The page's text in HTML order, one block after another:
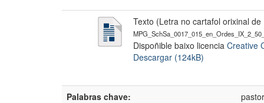
Texto (Letra no cartafol orixinal
Dispoñible baixo licencia Creative
Descargar (124kB)
Palabras chave: